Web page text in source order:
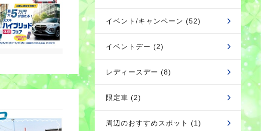
イベント/キャンペーン (52)
イベントデー (2)
レディースデー (8)
限定車 (2)
周辺のおすすめスポット (1)